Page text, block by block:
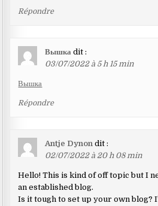
Répondre
Вышка dit :
03/07/2022 à 5 h 15 min
Вышка
Répondre
Antje Dynon dit :
02/07/2022 à 20 h 08 min
Hello! This is kind of off topic but I
an established blog.
Is it tough to set up your own blog?